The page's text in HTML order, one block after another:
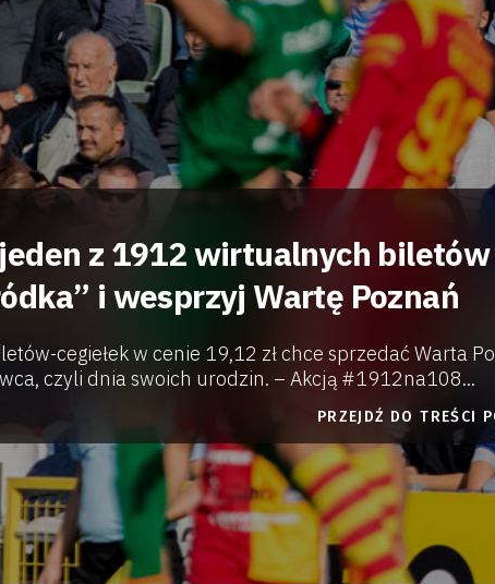
z 1912 wirtualnych
i wesprzyj Wartę Poznań
cegiełek w cenie 19,12 zł chce sprzedać Warta
czyli dnia swoich urodzin. – Akcją #1912na108...
PRZEJDŹ DO TREŚCI